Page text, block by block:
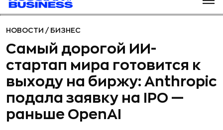
НОВОСТИ / БИЗНЕС
Самый дорогой ИИ-
стартап мира готовится к
выходу на биржу: Anthropic
подала заявку на IPO —
раньше OpenAI